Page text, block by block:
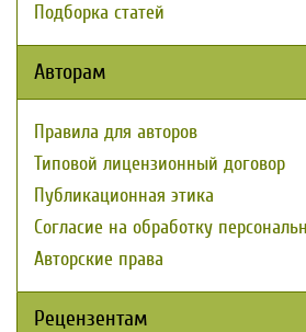
Подборка статей
Авторам
Правила для авторов
Типовой лицензионный договор
Публикационная этика
Согласие на обработку
Авторские права
Рецензентам